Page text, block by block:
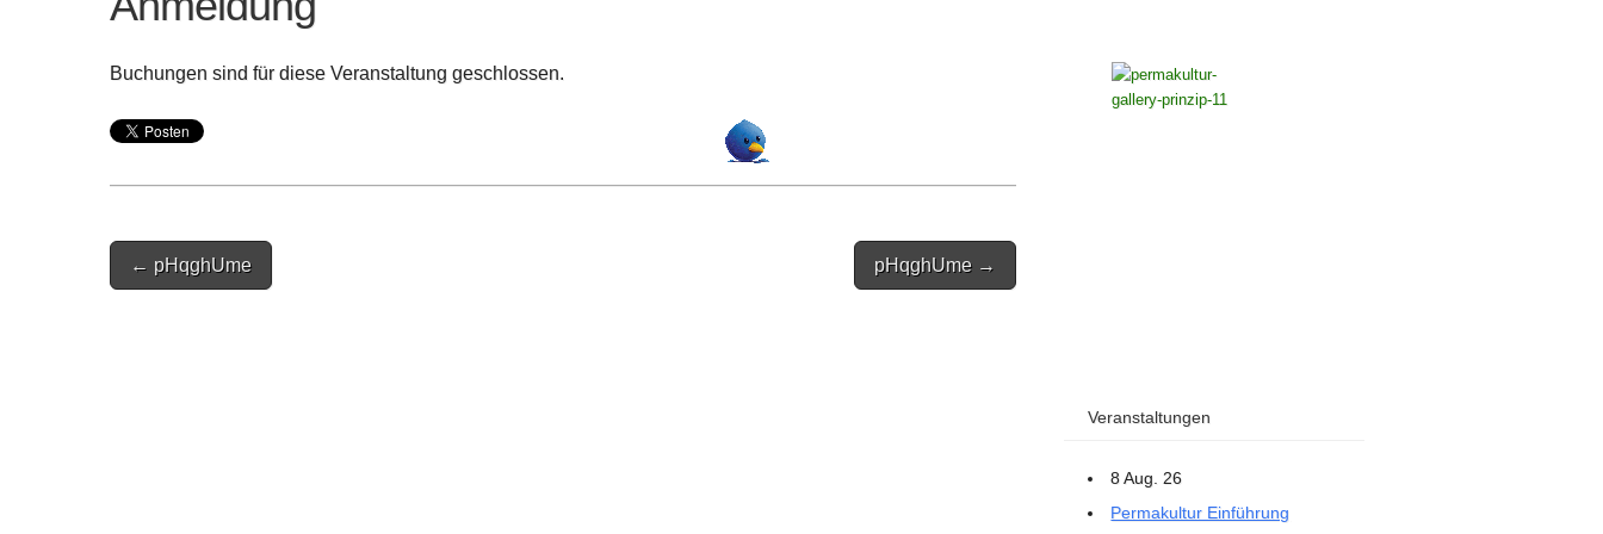
Buchungen sind für diese Veranstaltung geschlossen.
Post
navigation
← pHqghUme pHqghUme →
Veranstaltungen
8 Aug. 26
Permakultur Einführung